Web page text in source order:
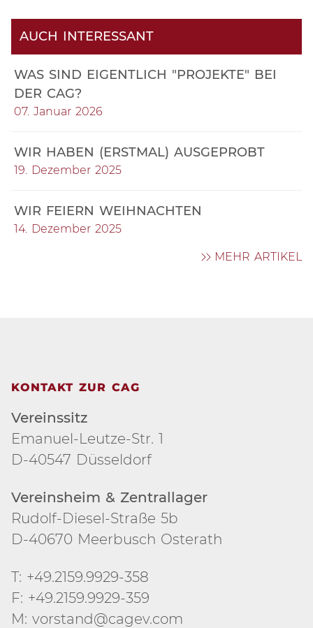
AUCH INTERESSANT
WAS SIND EIGENTLICH "PROJEKTE" BEI
DER CAG?
07. Januar 2026
WIR HABEN (ERSTMAL) AUSGEPROBT
19. Dezember 2025
WIR FEIERN WEIHNACHTEN
14. Dezember 2025
MEHR ARTIKEL
KONTAKT ZUR CAG
Vereinssitz
Emanuel-Leutze-Str. 1
D-40547 Düsseldorf
Vereinsheim & Zentrallager
Rudolf-Diesel-Straße 5b
D-40670 Meerbusch Osterath
T: +49.2159.9929-358
F: +49.2159.9929-359
M: vorstand@cagev.com